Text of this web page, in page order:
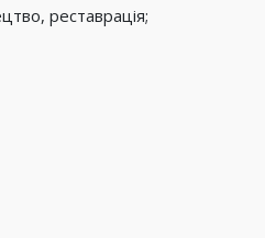
реставрація;